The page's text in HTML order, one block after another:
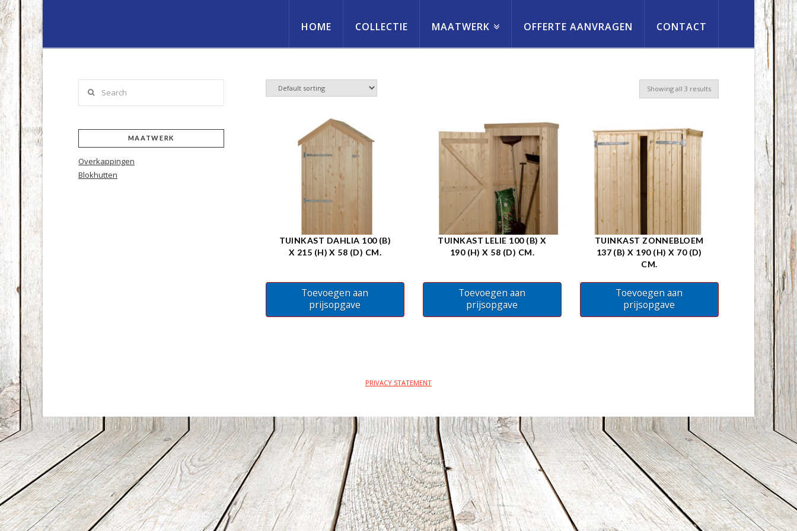
Hout
&
Handelsonderneming
HOME COLLECTIE MAATWERK OFFERTE AANVRAGEN CONTACT
Showing all 3 results
TUINKAST DAHLIA 100 (B)
X 215 (H) X 58 (D) CM.
Toevoegen aan
prijsopgave
TUINKAST LELIE 100 (B) X
190 (H) X 58 (D) CM.
Toevoegen aan
prijsopgave
TUINKAST ZONNEBLOEM
137 (B) X 190 (H) X 70 (D)
CM.
Toevoegen aan
prijsopgave
MAATWERK
Overkappingen
Blokhutten
PRIVACY STATEMENT